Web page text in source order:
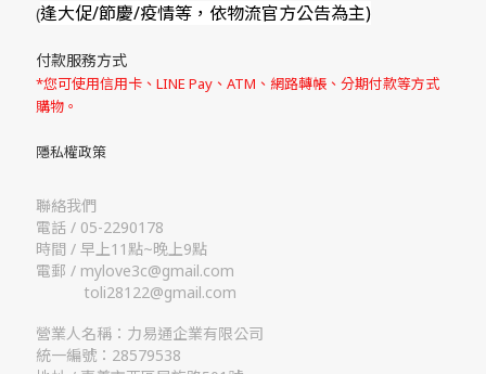
(逢大促/節慶/疫情等，依物流官方公告為主)
付款服務方式
*您可使用信用卡、LINE Pay、ATM、網路轉帳、分期付款等方式
購物。
隱私權政策
聯絡我們
電話 / 05-2290178
時間 / 早上11點~晚上9點
電郵 / mylove3c@gmail.com
toli28122@gmail.com
營業人名稱：力易通企業有限公司
統一編號：28579538